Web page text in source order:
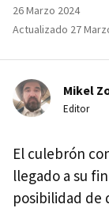
26 Marzo 2024
Actualizado 27
Mikel
Editor
El culebrón
llegado a su
posibilidad de